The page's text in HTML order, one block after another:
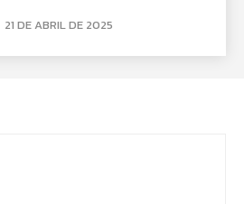
21 DE ABRIL DE 2025